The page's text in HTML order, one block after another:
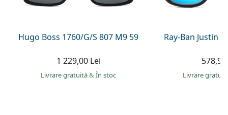
Persol
Hugo Boss 1760/G/S 807 M9 59
1 229,00 Lei
Livrare gratuită& În stoc
Ray-Ban Justin
Livrare